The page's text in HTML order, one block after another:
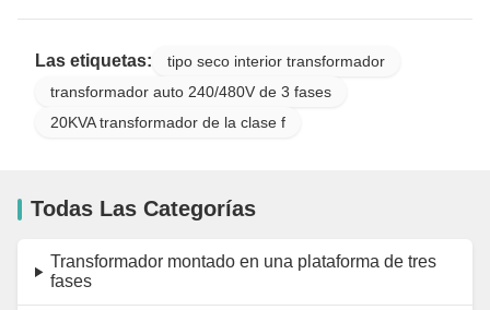
Las etiquetas:
tipo seco interior transformador
transformador auto 240/480V de 3 fases
20KVA transformador de la clase f
Todas Las Categorías
Transformador montado en una plataforma de tres
fases